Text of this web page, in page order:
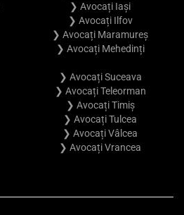
❯ Avocați Iași
❯ Avocați Ilfov
❯ Avocați Maramureș
❯ Avocați Mehedinți
❯ Avocați Suceava
❯ Avocați Teleorman
❯ Avocați Timiș
❯ Avocați Tulcea
❯ Avocați Vâlcea
❯ Avocați Vrancea